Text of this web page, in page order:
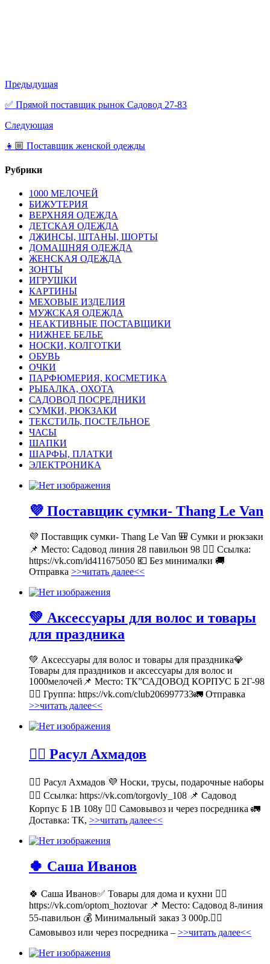
Предыдущая
✅ Прямой поставщик рынок Садовод 27-83
Следующая
👧🏼 Поставщик женской одежды
Рубрики
1000 МЕЛОЧЕЙ
БИЖУТЕРИЯ
ВЕРХНЯЯ ОДЕЖДА
ДЕТСКАЯ ОДЕЖДА
ДЖИНСЫ, ШТАНЫ, ШОРТЫ
ДОМАШНЯЯ ОДЕЖДА
ЖЕНСКАЯ ОДЕЖДА
ЗОНТЫ
ИГРУШКИ
КАРТИНЫ
МЕХОВЫЕ ИЗДЕЛИЯ
МУЖСКАЯ ОДЕЖДА
НЕАКТИВНЫЕ ПОСТАВЩИКИ
НИЖНЕЕ БЕЛЬЕ
НОСКИ, КОЛГОТКИ
ОБУВЬ
ОЧКИ
ПАРФЮМЕРИЯ, КОСМЕТИКА
РЫБАЛКА, ОХОТА
САДОВОД ПОСРЕДНИКИ
СУМКИ, РЮКЗАКИ
ТЕКСТИЛЬ, ПОСТЕЛЬНОЕ
ЧАСЫ
ШАПКИ
ШАРФЫ, ПЛАТКИ
ЭЛЕКТРОНИКА
💜 Поставщик сумки- Thang Le Van
💜 Поставщик сумки- Thang Le Van 🎒 Сумки и рюкзаки
📌 Место: Садовод линия 28 павильон 98 👉🏻 Ссылка:
https://vk.com/id411675050 💶 Без минималки 🚚
Отправка >>читать далее<<
💚 Аксессуары для волос и товары
для праздника
💚 Аксессуары для волос и товары для праздника💎
Товары для праздников и аксессуары для волос и
1000мелочей📌 Место: ТК”САДОВОД КОРПУС Б 2Г-98
👉🏻 Группа: https://vk.com/club206997733🚛 Отправка
>>читать далее<<
💁‍♂ Расул Ахмадов
💁‍♂ Расул Ахмадов 💜 Носки, трусы, подарочные наборы
👉🏻 Ссылка: https://vk.com/torgovly_108 📌 Садовод
Корпус Б 1В 108у 🚶‍♂ Самовывоз и через посредника 🚛
Доставка: ТК, >>читать далее<<
🍀 Саша Иванов
🍀 Саша Иванов✅ Товары для дома и кухни 👉🏻
https://vk.com/optom_hoztovar 📌 Место: Садовод 8-линия
55-павильон 💰 Минимальный заказ 3 000р.🚶‍♀
Самовывоз или через посредника – >>читать далее<<